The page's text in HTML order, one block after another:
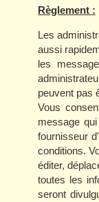
Règlement :
Les
aussi
les
peuvent pas
Vous
message
fournisseur
conditions.
éditer,
toutes les
seront